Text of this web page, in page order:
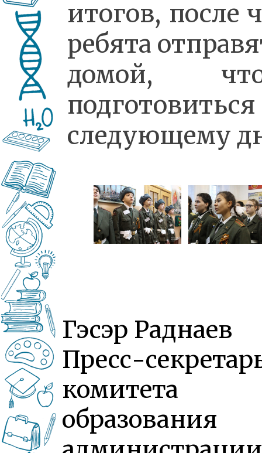
итогов, после
ребята
домой,
следующему
Гэсэр Раднаев
Пресс-
комитета
образования